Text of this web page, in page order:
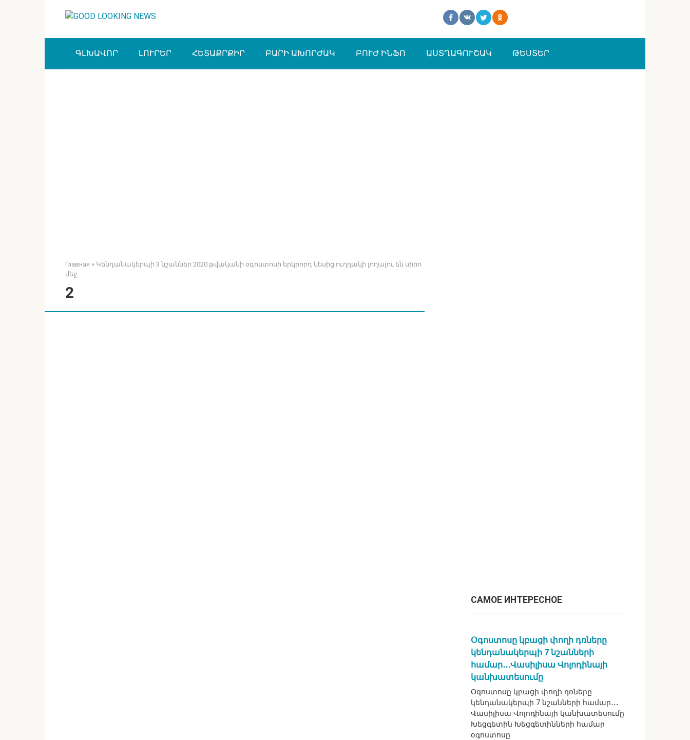
ԳԼԽԱՎՈՐ ԼՈՒՐԵՐ ՀԵՏԱՔՐՔԻՐ ԲԱՐԻ ԱԽՈՐԺԱԿ ԲՈՒԺ ԻՆՖՈ ԱՍՏՂԱԳՈՒՇԱԿ ԹԵՍՏԵՐ
Главная » Կենդանակերպի 3 նշաններ 2020 թվականի օգոստոսի երկրորդ կեսից ուղղակի լողալու են սիրո
մեջ
2
САМОЕ ИНТЕРЕСНОЕ
Օգոստոսը կբացի փողի դռները
կենդանակերպի 7 նշանների
համար․․․Վասիլիսա Վոլոդինայի
կանխատեսումը
Օգոստոսը կբացի փողի դռները
կենդանակերպի 7 նշանների համար․․․
Վասիլիսա Վոլոդինայի կանխատեսումը
Խեցգետին Խեցգետինների համար
օգոստոսը